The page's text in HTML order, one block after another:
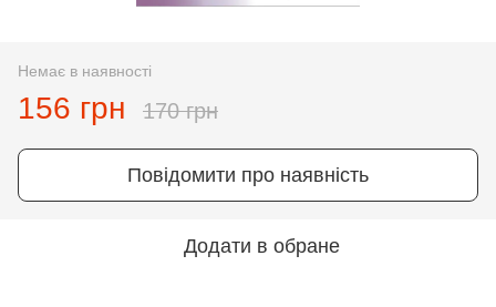
Немає в наявності
156 грн 170 грн
Повідомити про наявність
Додати в обране